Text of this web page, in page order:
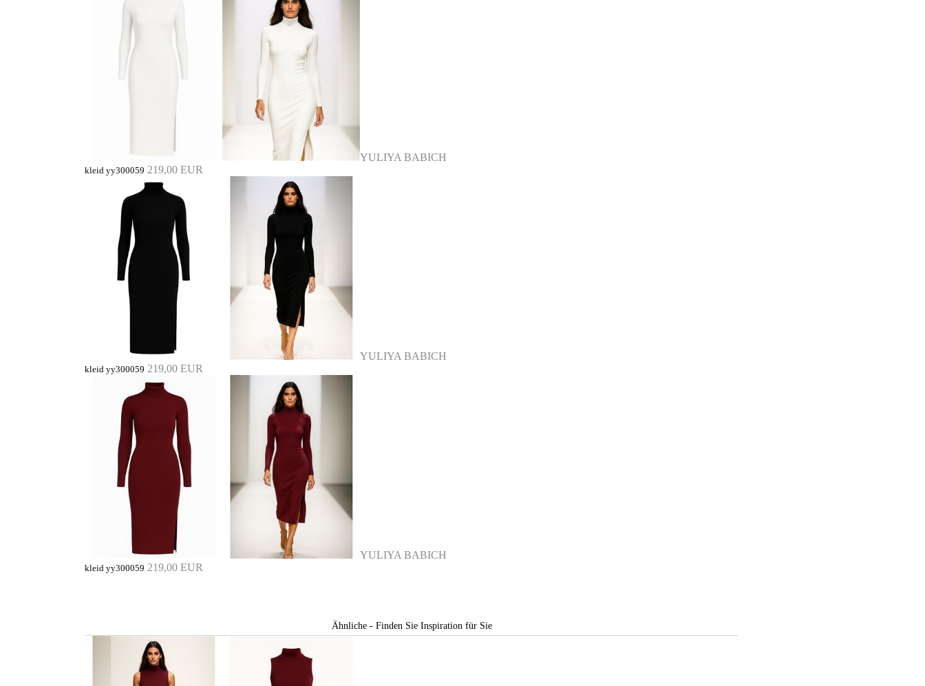
YULIYA BABICH
kleid yy300059 219,00 EUR
YULIYA BABICH
kleid yy300059 219,00 EUR
YULIYA BABICH
kleid yy300059 219,00 EUR
Ähnliche - Finden Sie Inspiration für Sie